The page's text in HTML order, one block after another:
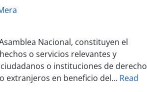
Nacional, constituyen el
o servicios relevantes y
o instituciones de derecho
extranjeros en beneficio del… Read